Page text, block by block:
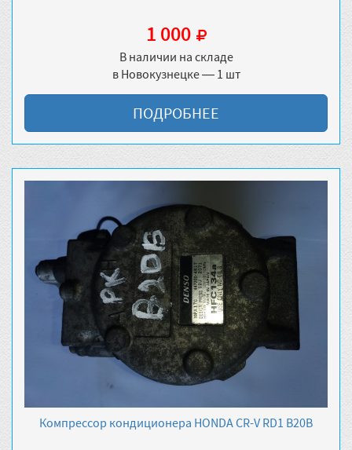
1 000
В наличии на складе
в Новокузнецке — 1 шт
ПОДРОБНЕЕ
Компрессор кондиционера HONDA CR-V RD1 B20B